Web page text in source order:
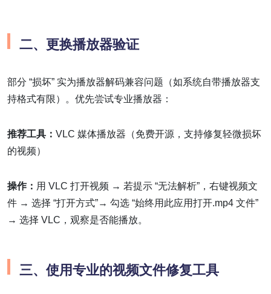
二、 更换播放器验证
部分 “损坏” 实为播放器解码兼容问题（如系统自带播放器支
持格式有限）。优先尝试专业播放器：
推荐工具： VLC 媒体播放器（免费开源，支持修复轻微损坏
的视频）
操作： 用 VLC 打开视频 → 若提示 “无法解析”，右键视频文
件 → 选择 “打开方式”→ 勾选 “始终用此应用打开.mp4 文件”
→ 选择 VLC，观察是否能播放。
三、 使用专业的视频文件修复工具